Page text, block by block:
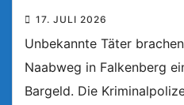
17. JULI 2026
Unbekannte Täter
Naabweg in Falkenberg
Bargeld. Die